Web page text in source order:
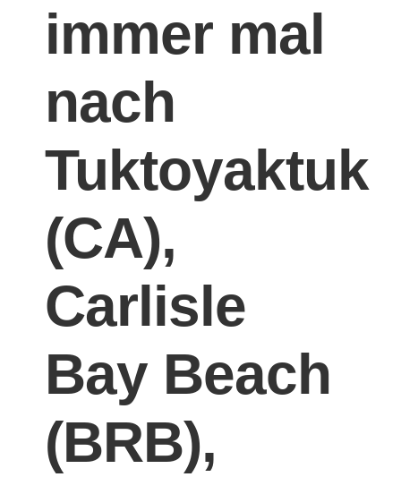
immer mal
nach
Tuktoyaktuk
(CA),
Carlisle
Bay Beach
(BRB),